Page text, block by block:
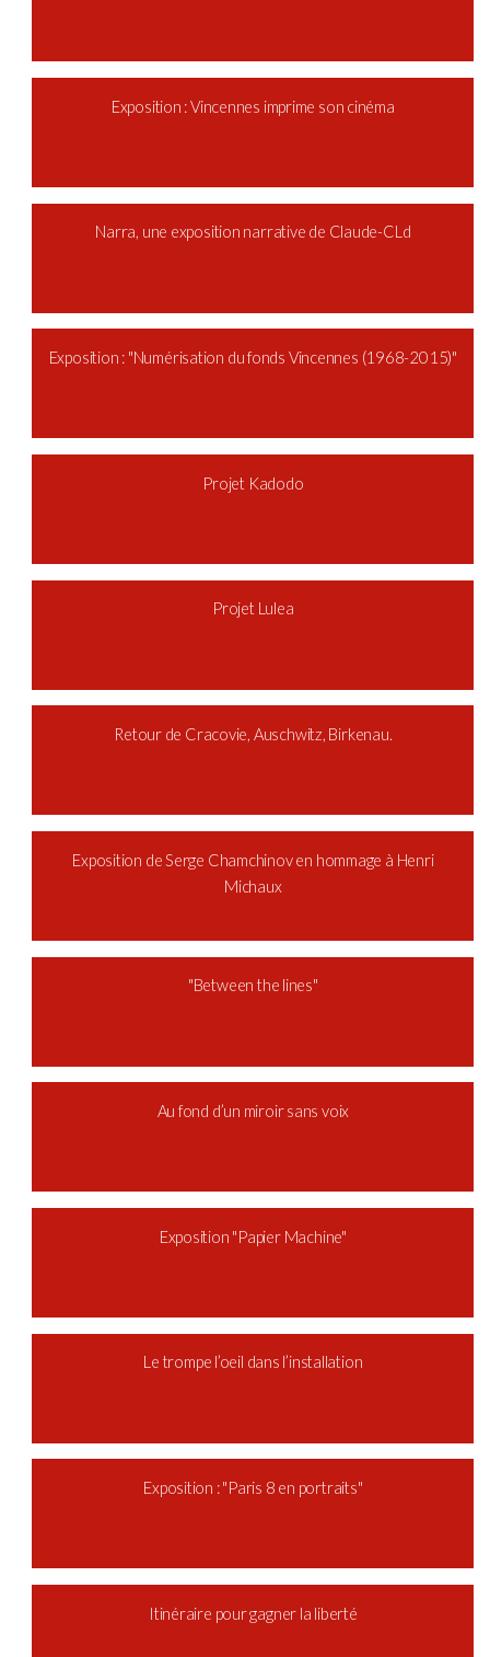
Exposition : Vincennes imprime son cinéma
Narra, une exposition narrative de Claude-CLd
Exposition : "Numérisation du fonds Vincennes (1968-2015)"
Projet Kadodo
Projet Lulea
Retour de Cracovie, Auschwitz, Birkenau.
Exposition de Serge Chamchinov en hommage à Henri
Michaux
"Between the lines"
Au fond d’un miroir sans voix
Exposition "Papier Machine"
Le trompe l’oeil dans l’installation
Exposition : "Paris 8 en portraits"
Itinéraire pour gagner la liberté